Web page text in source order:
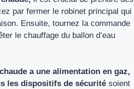
par fermer le robinet principal qui
Ensuite, tournez la commande
le chauffage du ballon d’eau
a une alimentation en gaz,
les dispositifs de sécurité soient